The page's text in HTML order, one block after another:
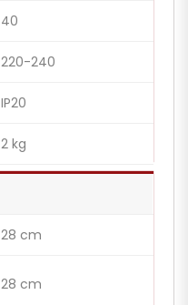
40
220-240
IP20
2 kg
28 cm
28 cm